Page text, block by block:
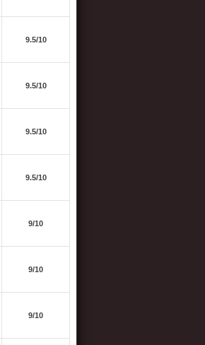
9.5/10
9.5/10
9.5/10
9.5/10
9/10
9/10
9/10